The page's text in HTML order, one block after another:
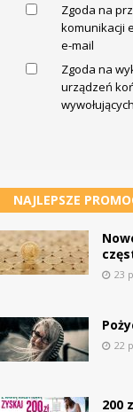
Zgoda na
komunikacji
e-mail
Zgoda na
urządzeń
NAJLEPSZE
23
22
200